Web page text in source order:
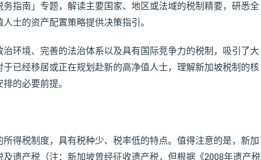
指南」专题，解读主要国家、地区或法域的税制精要，研悉全
士的资产配置策略提供决策指引。
环境、完善的法治体系以及具有国际竞争力的税制，吸引了大
已经移居或正在规划赴新的高净值人士，理解新加坡税制的核
的必要前提。
得税制度，具有税种少、税率低的特点。值得注意的是，新加
遗产税（注：新加坡曾经征收遗产税，但根据《2008年遗产税